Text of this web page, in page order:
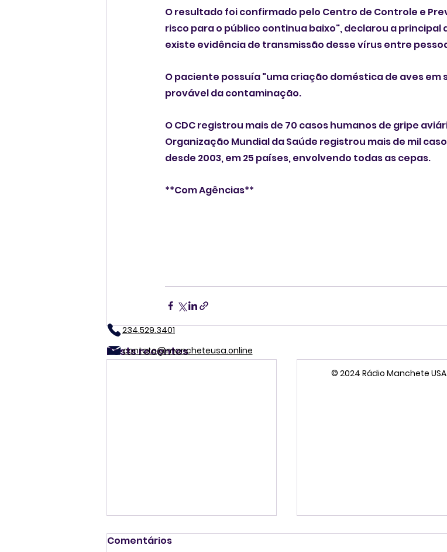
O resultado foi confirmado pelo Centro de Controle e
risco para o público continua baixo", declarou a principal
existe evidência de transmissão desse vírus entre
O paciente possuía "uma criação doméstica de aves em
provável da contaminação.
O CDC registrou mais de 70 casos humanos de gripe
Organização Mundial da Saúde registrou mais de mil
desde 2003, em 25 países, envolvendo todas as cepas.
**Com Agências**
Posts recentes
EUA comparam agentes
Meta é condenada a
Comentários
234.529.3401
contato@mancheteusa.online
© 2024 Rádio Manchete USA